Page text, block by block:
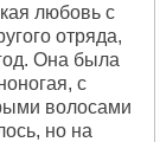
любовь с
отряда,
Она была
с
волосами
но на